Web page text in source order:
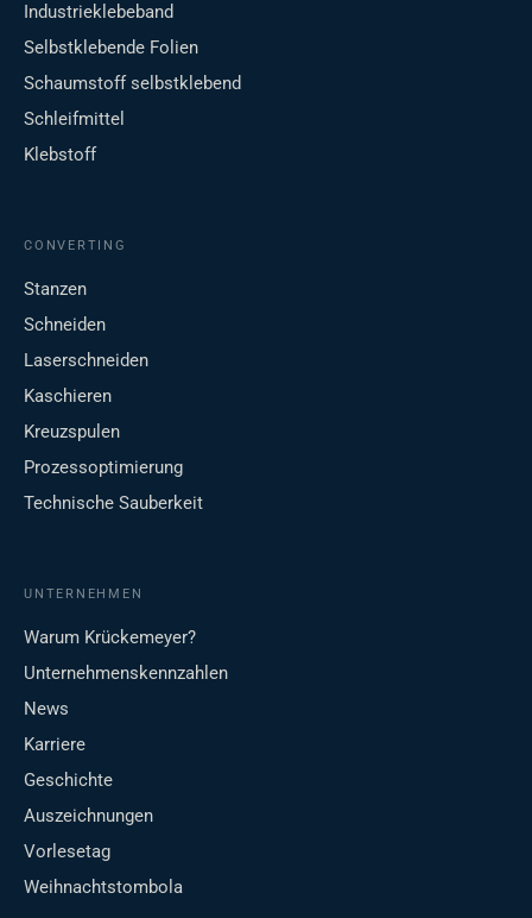
Industrieklebeband
Selbstklebende Folien
Schaumstoff selbstklebend
Schleifmittel
Klebstoff
CONVERTING
Stanzen
Schneiden
Laserschneiden
Kaschieren
Kreuzspulen
Prozessoptimierung
Technische Sauberkeit
UNTERNEHMEN
Warum Krückemeyer?
Unternehmenskennzahlen
News
Karriere
Geschichte
Auszeichnungen
Vorlesetag
Weihnachtstombola